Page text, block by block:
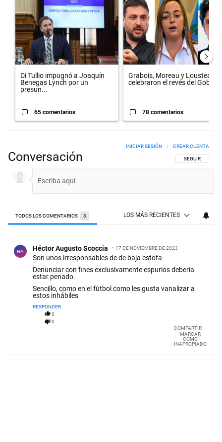
Di Tullio impugnó a Joaquín
Benegas Lynch por un
presun...
65 comentarios
Grabois, Moreau y Lousteau
celebraron el revés del Gobi...
78 comentarios
Conversación SIGA ESTA
SEGUIR
INICIAR SESIÓN CREAR CUENTA
TODOS LOS COMENTARIOS 3 LOS MÁS RECIENTES
HA Héctor Augusto Scoccia 17 DE NOVIEMBRE DE 2023
Son unos irresponsables de de baja estofa
Denunciar con fines exclusivamente espurios debería
estar penado.
Sencillo, como en el fútbol como les gusta vanalizar a
estos inhábiles
RESPONDER
0
0
COMPARTIR
MARCAR
COMO
INAPROPIADO